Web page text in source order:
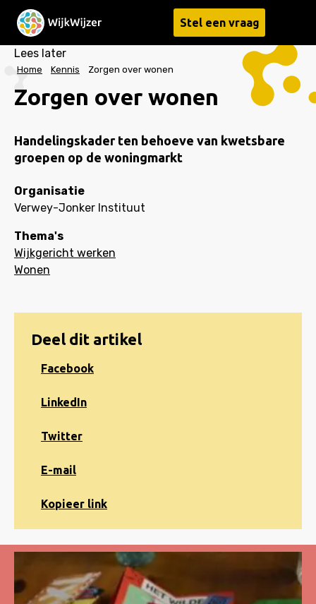
Stel een vraag
Home Kennis Zorgen over wonen
Lees later
Zorgen over wonen
Handelingskader ten behoeve van kwetsbare
groepen op de woningmarkt
Organisatie
Verwey-Jonker Instituut
Thema's
Wijkgericht werken
Wonen
Deel dit artikel
Share
Facebook
Facebook
Share
LinkedIn
LinkedIn
Share
Twitter
Twitter
Share
e-
E-mail
Kopiëren
Kopieer link